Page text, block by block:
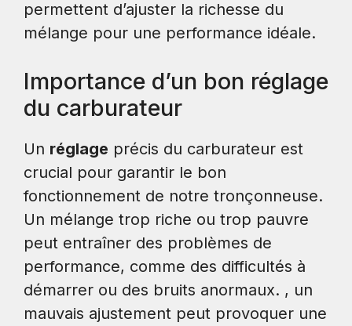
permettent d’ajuster la richesse du
mélange pour une performance idéale.
Importance d’un bon réglage
du carburateur
Un réglage précis du carburateur est
crucial pour garantir le bon
fonctionnement de notre tronçonneuse.
Un mélange trop riche ou trop pauvre
peut entraîner des problèmes de
performance, comme des difficultés à
démarrer ou des bruits anormaux. , un
mauvais ajustement peut provoquer une